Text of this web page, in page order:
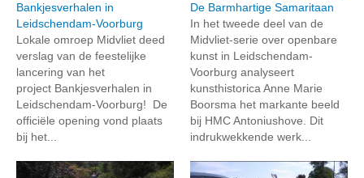
Bankjesverhalen in
Leidschendam-Voorburg
Lokale omroep Midvliet deed
verslag van de feestelijke
lancering van het
project Bankjesverhalen in
Leidschendam-Voorburg! De
officiële opening vond plaats
bij het...
De Barmhartige Samaritaan
In het tweede deel van de
Midvliet-serie over openbare
kunst in Leidschendam-
Voorburg analyseert
kunsthistorica Anne Marie
Boorsma het markante beeld
bij HMC Antoniushove. Dit
indrukwekkende werk...